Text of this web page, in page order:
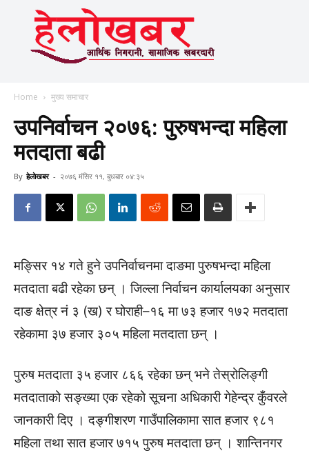
Home मुख्य समाचार
उपनिर्वाचन २०७६: पुरुषभन्दा महिला
मतदाता बढी
By हेलाेखबर - २०७६ मंसिर ११, बुधबार ०४:३५
मङ्सिर १४ गते हुने उपनिर्वाचनमा दाङमा पुरुषभन्दा महिला
मतदाता बढी रहेका छन् । जिल्ला निर्वाचन कार्यालयका अनुसार
दाङ क्षेत्र नं ३ (ख) र घोराही–१६ मा ७३ हजार १७२ मतदाता
रहेकामा ३७ हजार ३०५ महिला मतदाता छन् ।
पुरुष मतदाता ३५ हजार ८६६ रहेका छन् भने तेस्रोलिङ्गी
मतदाताको सङ्ख्या एक रहेको सूचना अधिकारी गेहेन्द्र कुँवरले
जानकारी दिए । दङ्गीशरण गाउँपालिकामा सात हजार ९८१
महिला तथा सात हजार ७१५ पुरुष मतदाता छन् । शान्तिनगर